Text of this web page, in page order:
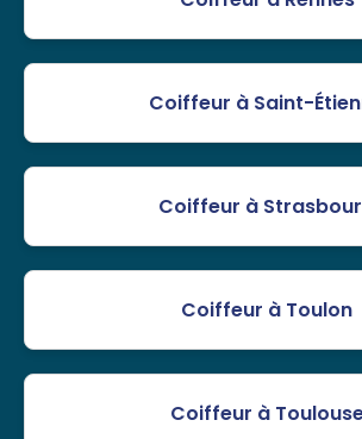
Coiffeur à Saint-
Coiffeur à
Coiffeur à Toulon
Coiffeur à